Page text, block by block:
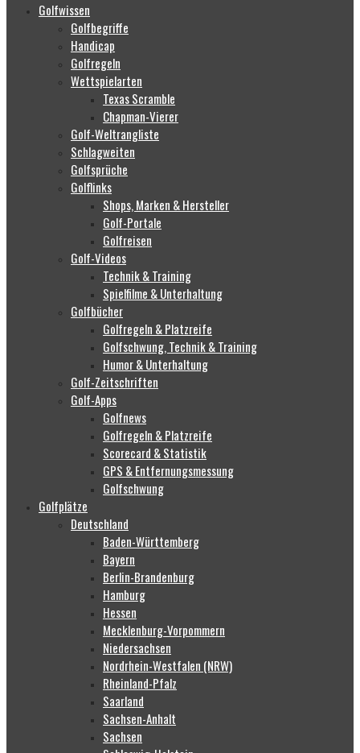
Golfwissen
Golfbegriffe
Handicap
Golfregeln
Wettspielarten
Texas Scramble
Chapman-Vierer
Golf-Weltrangliste
Schlagweiten
Golfsprüche
Golflinks
Shops, Marken & Hersteller
Golf-Portale
Golfreisen
Golf-Videos
Technik & Training
Spielfilme & Unterhaltung
Golfbücher
Golfregeln & Platzreife
Golfschwung, Technik & Training
Humor & Unterhaltung
Golf-Zeitschriften
Golf-Apps
Golfnews
Golfregeln & Platzreife
Scorecard & Statistik
GPS & Entfernungsmessung
Golfschwung
Golfplätze
Deutschland
Baden-Württemberg
Bayern
Berlin-Brandenburg
Hamburg
Hessen
Mecklenburg-Vorpommern
Niedersachsen
Nordrhein-Westfalen (NRW)
Rheinland-Pfalz
Saarland
Sachsen-Anhalt
Sachsen